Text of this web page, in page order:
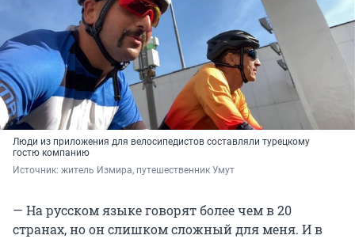
Люди из приложения для велосипедистов составляли турецкому
гостю компанию
Источник: житель Измира, путешественник Умут
— На русском языке говорят более чем в 20
странах, но он слишком сложный для меня. И в